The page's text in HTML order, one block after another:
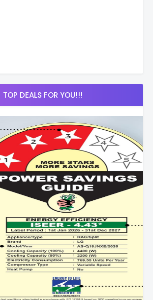
TOP DEALS FOR YOU!!!